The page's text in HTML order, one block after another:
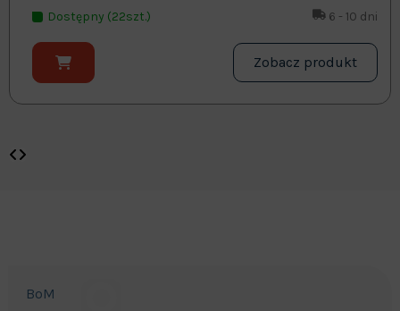
Dostępny (22szt.) 6 - 10 dni
Zobacz produkt
BoM